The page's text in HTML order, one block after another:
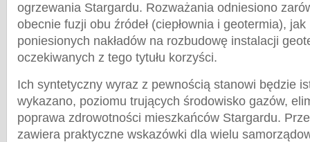
ogrzewania Stargardu. Rozważania odniesiono
obecnie fuzji obu źródeł (ciepłownia i geotermia),
poniesionych nakładów na rozbudowę instalacji
oczekiwanych z tego tytułu korzyści.
Ich syntetyczny wyraz z pewnością stanowi będzie
wykazano, poziomu trujących środowisko gazów,
poprawa zdrowotności mieszkańców Stargardu.
zawiera praktyczne wskazówki dla wielu